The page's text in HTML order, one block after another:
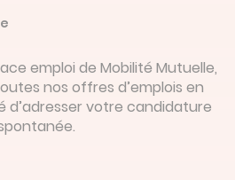
emploi de Mobilité Mutuelle,
nos offres d’emplois en
d’adresser votre candidature